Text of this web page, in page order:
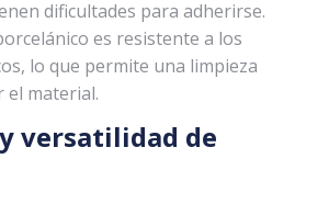
dificultades para adherirse.
es resistente a los
lo que permite una limpieza
el material.
versatilidad de